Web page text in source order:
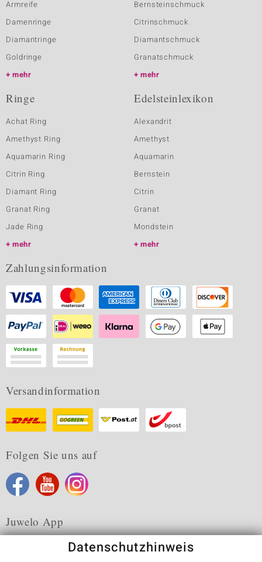
Armreife
Damenringe
Diamantringe
Goldringe
mehr
Bernsteinschmuck
Citrinschmuck
Diamantschmuck
Granatschmuck
mehr
Ringe
Achat Ring
Amethyst Ring
Aquamarin Ring
Citrin Ring
Diamant Ring
Granat Ring
Jade Ring
mehr
Edelsteinlexikon
Alexandrit
Amethyst
Aquamarin
Bernstein
Citrin
Granat
Mondstein
mehr
Zahlungsinformation
Versandinformation
Folgen Sie uns auf
Juwelo App
Datenschutzhinweis